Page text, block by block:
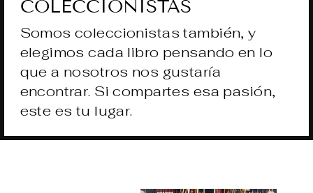
COLECCIONISTAS
Somos coleccionistas también, y
elegimos cada libro pensando en lo
que a nosotros nos gustaría
encontrar. Si compartes esa pasión,
este es tu lugar.